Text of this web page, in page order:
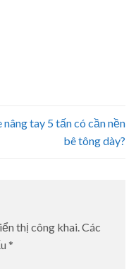
nâng tay 5 tấn có cần nền
bê tông dày?
thị công khai.Các
*